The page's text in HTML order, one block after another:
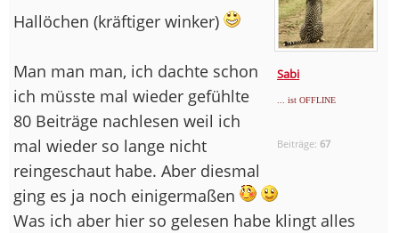
Sabi
... ist OFFLINE
Beiträge:67
Hallöchen (kräftiger winker)
Man man man, ich dachte schon
ich müsste mal wieder gefühlte
80 Beiträge nachlesen weil ich
mal wieder so lange nicht
reingeschaut habe. Aber diesmal
ging es ja noch einigermaßen
Was ich aber hier so gelesen habe klingt alles